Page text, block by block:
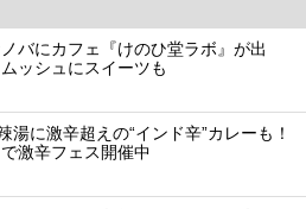
バにカフェ『けのひ堂ラボ』が出
ッシュにスイーツも
湯に激辛超えの“インド辛”カレーも！
激辛フェス開催中